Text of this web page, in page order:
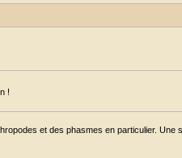
!
et des phasmes en particulier. Une